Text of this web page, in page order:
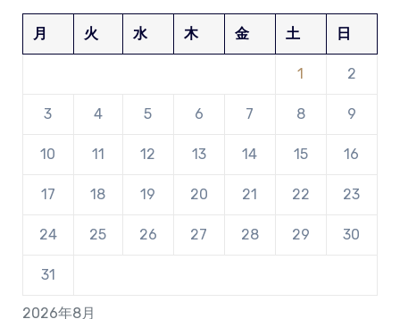
2026年8月
月 火 水 木 金 土 日
1 2
3 4 5 6 7 8 9
10 11 12 13 14 15 16
17 18 19 20 21 22 23
24 25 26 27 28 29 30
31